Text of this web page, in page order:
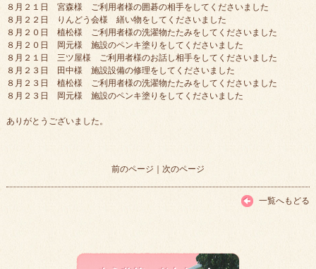
８月２１日 宮森様 ご利用者様の囲碁の相手をしてくださいました
８月２２日 りんどう会様 繕い物をしてくださいました
８月２０日 植松様 ご利用者様の洗濯物たたみをしてくださいました
８月２０日 岡元様 施設のペンキ塗りをしてくださいました
８月２１日 三ツ屋様 ご利用者様のお話し相手をしてくださいました
８月２３日 田中様 施設設備の修理をしてくださいました
８月２３日 植松様 ご利用者様の洗濯物たたみをしてくださいました
８月２３日 岡元様 施設のペンキ塗りをしてくださいました
ありがとうございました。
前のページ ｜ 次のページ
一覧へもどる